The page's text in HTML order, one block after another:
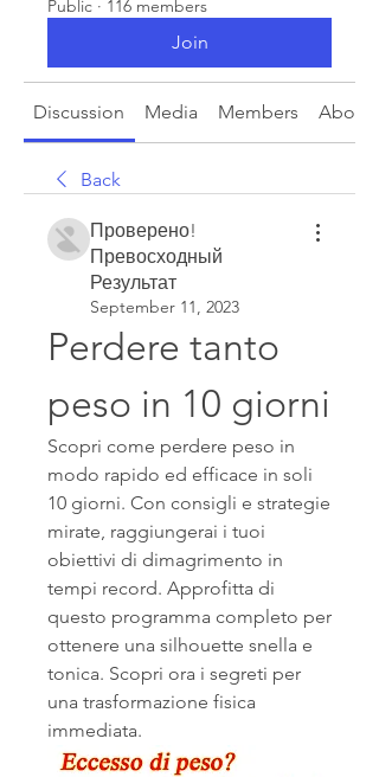
Public · 116 members
Join
Discussion Media Members About
Back
Проверено!
Превосходный
Результат
September 11, 2023
Perdere tanto
peso in 10 giorni
Scopri come perdere peso in
modo rapido ed efficace in soli
10 giorni. Con consigli e strategie
mirate, raggiungerai i tuoi
obiettivi di dimagrimento in
tempi record. Approfitta di
questo programma completo per
ottenere una silhouette snella e
tonica. Scopri ora i segreti per
una trasformazione fisica
immediata.